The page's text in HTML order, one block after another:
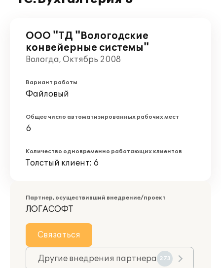
ООО "ТД "Вологодские
конвейерные системы"
Вологда, Октябрь 2008
Вариант работы
Файловый
Общее число автоматизированных рабочих мест
6
Количество одновременно работающих клиентов
Толстый клиент: 6
Партнер, осуществивший внедрение/проект
ЛОГАСОФТ
Связаться
Другие внедрения партнера 273